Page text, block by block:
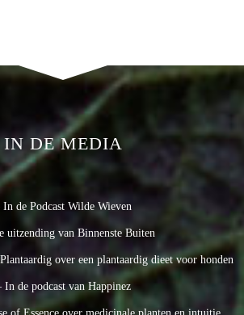
IN DE MEDIA
In de Podcast Wilde Wieven
uitzending van Binnenste Buiten
over een plantaardig dieet voor honden
In de podcast van Happinez